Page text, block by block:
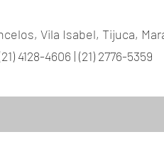
Vila Isabel, Tijuca,
4128-4606 | (21) 2776-5359